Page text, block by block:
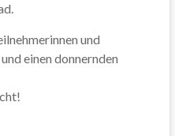
und
einen donnernden